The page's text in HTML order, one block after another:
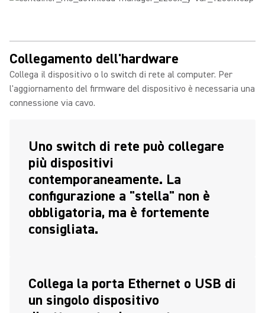
Collegamento dell'hardware
Collega il dispositivo o lo switch di rete al computer. Per
l'aggiornamento del firmware del dispositivo è necessaria una
connessione via cavo.
Uno switch di rete può collegare
più dispositivi
contemporaneamente. La
configurazione a "stella" non è
obbligatoria, ma è fortemente
consigliata.
Collega la porta Ethernet o USB di
un singolo dispositivo